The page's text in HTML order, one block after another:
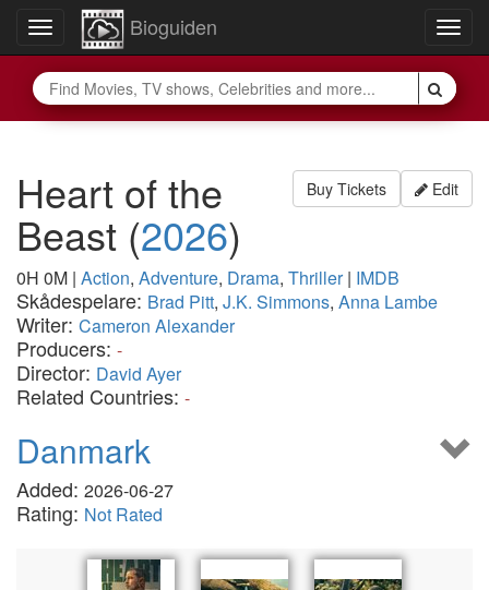
Toggle
navigation
Bioguiden
Edit
Buy Tickets
Heart of the
Beast (2026)
0H 0M | Action, Adventure, Drama, Thriller| IMDB
Skådespelare: Brad Pitt, J.K. Simmons, Anna Lambe
Writer: Cameron Alexander
Producers: -
Director: David Ayer
Related Countries: -
Danmark
Added: 2026-06-27
Rating: Not Rated